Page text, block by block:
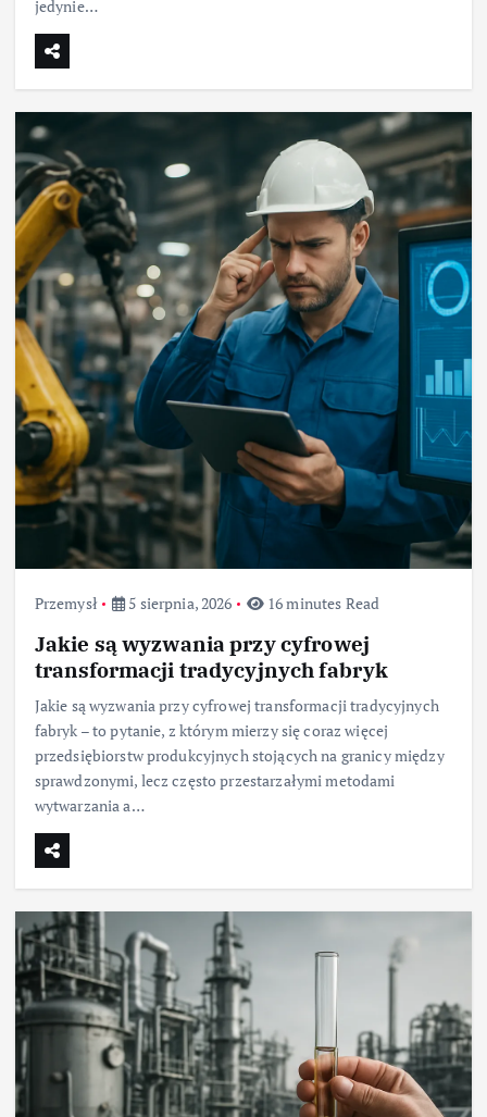
jedynie…
Przemysł 5 sierpnia, 2026 16 minutes Read
Jakie są wyzwania przy cyfrowej
transformacji tradycyjnych fabryk
Jakie są wyzwania przy cyfrowej transformacji tradycyjnych
fabryk – to pytanie, z którym mierzy się coraz więcej
przedsiębiorstw produkcyjnych stojących na granicy między
sprawdzonymi, lecz często przestarzałymi metodami
wytwarzania a…